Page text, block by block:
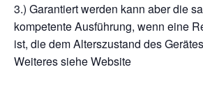
3.) Garantiert werden kann aber die
kompetente Ausführung, wenn eine
ist, die dem Alterszustand des
Weiteres siehe Website